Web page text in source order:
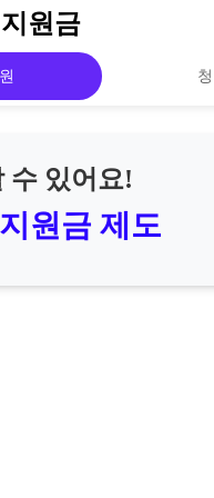
원금
수 있어요!
원금 제도